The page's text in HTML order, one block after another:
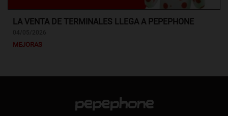
LA VENTA DE TERMINALES LLEGA A PEPEPHONE
MEJORAS